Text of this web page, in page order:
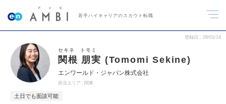
若手ハイキャリアのスカウト転職
登録日 26/01/14
セキネ トモミ
関根 朋実 (Tomomi Sekine)
エンワールド・ジャパン株式会社
担当エリア 関東
土日でも面談可能